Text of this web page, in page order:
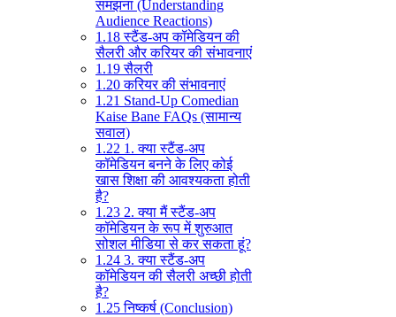
समझना (Understanding
Audience Reactions)
1.18स्टैंड-अप कॉमेडियन की
सैलरी और करियर की संभावनाएं
1.19सैलरी
1.20करियर की संभावनाएं
1.21 Stand-Up Comedian
Kaise Bane FAQs (सामान्य
सवाल)
1.22 1. क्या स्टैंड-अप
कॉमेडियन बनने के लिए कोई
खास शिक्षा की आवश्यकता होती
है?
1.23 2. क्या मैं स्टैंड-अप
कॉमेडियन के रूप में शुरुआत
सोशल मीडिया से कर सकता हूं?
1.24 3. क्या स्टैंड-अप
कॉमेडियन की सैलरी अच्छी होती
है?
1.25निष्कर्ष (Conclusion)